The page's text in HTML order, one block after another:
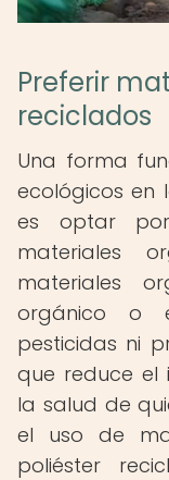
Preferir
reciclados
Una forma
ecológicos en
es optar
materiales
materiales
orgánico o
pesticidas ni
que reduce
la salud de
el uso de
poliéster